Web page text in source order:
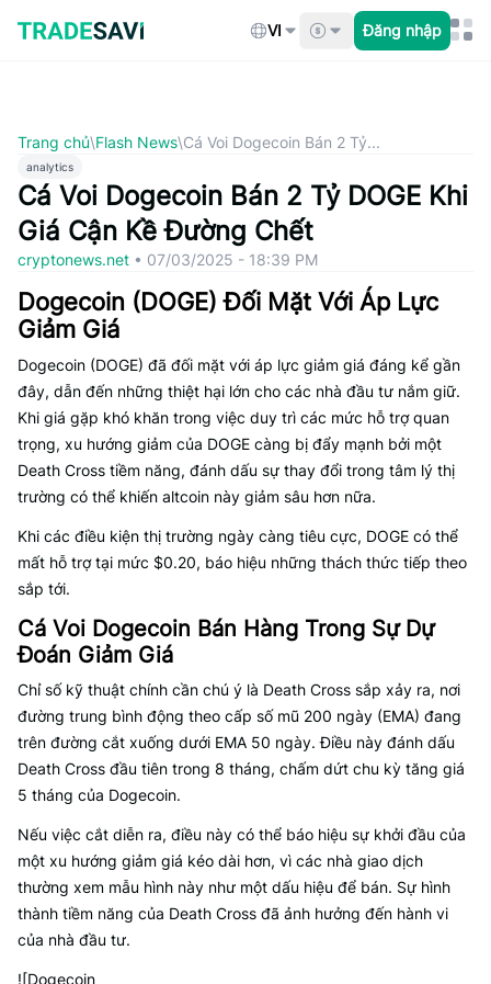
qua
nội
VI Đăng nhập
Trang chủ\Flash News\Cá Voi Dogecoin Bán 2 Tỷ...
analytics
Cá Voi Dogecoin Bán 2 Tỷ DOGE Khi
Giá Cận Kề Đường Chết
cryptonews.net • 07/03/2025 - 18:39 PM
Dogecoin (DOGE) Đối Mặt Với Áp Lực
Giảm Giá
Dogecoin (DOGE) đã đối mặt với áp lực giảm giá đáng kể gần
đây, dẫn đến những thiệt hại lớn cho các nhà đầu tư nắm giữ.
Khi giá gặp khó khăn trong việc duy trì các mức hỗ trợ quan
trọng, xu hướng giảm của DOGE càng bị đẩy mạnh bởi một
Death Cross tiềm năng, đánh dấu sự thay đổi trong tâm lý thị
trường có thể khiến altcoin này giảm sâu hơn nữa.
Khi các điều kiện thị trường ngày càng tiêu cực, DOGE có thể
mất hỗ trợ tại mức $0.20, báo hiệu những thách thức tiếp theo
sắp tới.
Cá Voi Dogecoin Bán Hàng Trong Sự Dự
Đoán Giảm Giá
Chỉ số kỹ thuật chính cần chú ý là Death Cross sắp xảy ra, nơi
đường trung bình động theo cấp số mũ 200 ngày (EMA) đang
trên đường cắt xuống dưới EMA 50 ngày. Điều này đánh dấu
Death Cross đầu tiên trong 8 tháng, chấm dứt chu kỳ tăng giá
5 tháng của Dogecoin.
Nếu việc cắt diễn ra, điều này có thể báo hiệu sự khởi đầu của
một xu hướng giảm giá kéo dài hơn, vì các nhà giao dịch
thường xem mẫu hình này như một dấu hiệu để bán. Sự hình
thành tiềm năng của Death Cross đã ảnh hưởng đến hành vi
của nhà đầu tư.
![Dogecoin